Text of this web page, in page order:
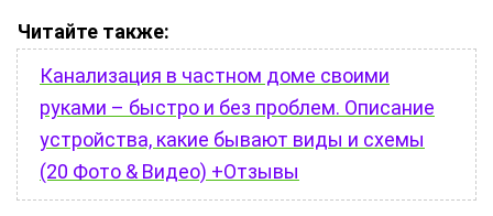
Читайте также:
Канализация в частном доме своими
руками – быстро и без проблем. Описание
устройства, какие бывают виды и схемы
(20 Фото & Видео) +Отзывы